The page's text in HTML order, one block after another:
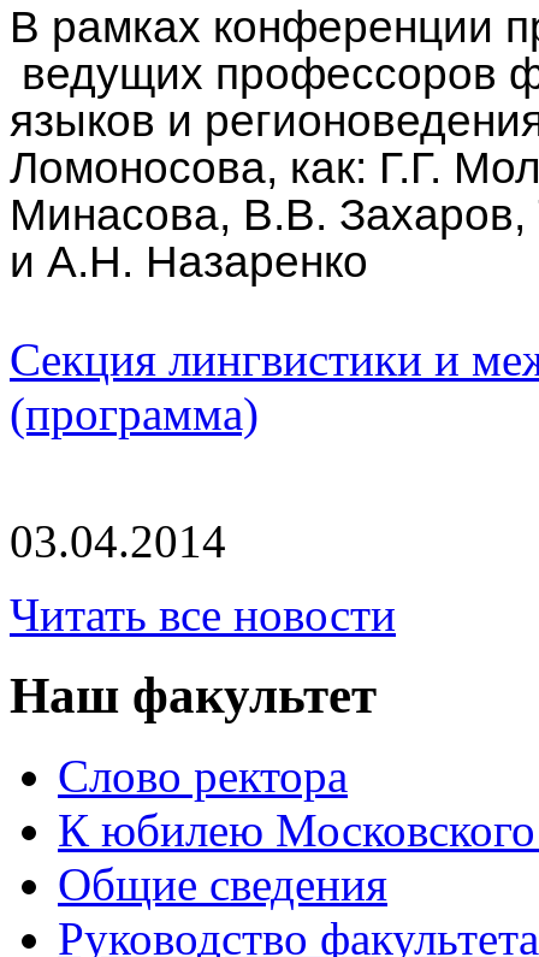
В рамках конференции
ведущих профессоров
языков и
Ломоносова, как: Г.Г.
Минасова, В.В. Захаров,
и А.Н. Назаренко
Секция лингвистики и
(программа)
03.04.2014
Читать все новости
Наш факультет
Слово ректора
К юбилею Московского
Общие сведения
Руководство факультета